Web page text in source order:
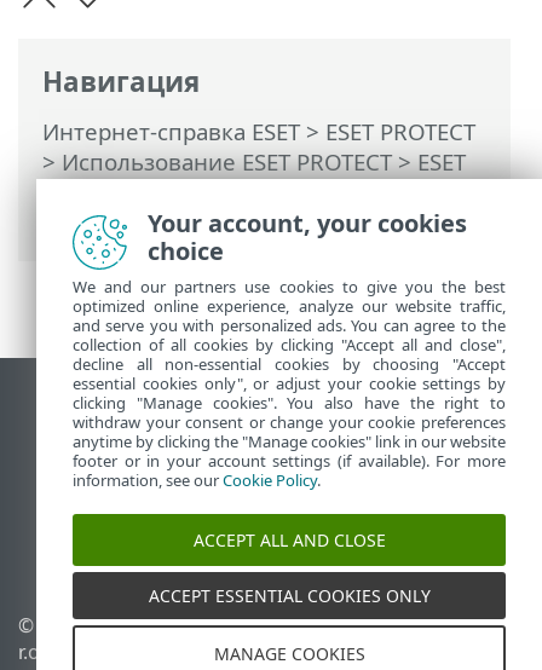
Навигация
Интернет-справка ESET> ESET PROTECT
> Использование ESET PROTECT>ESET
Дополнительно> Исключения
Использовать сайт для ПК
End of Life
База знаний ESET
ESET Status Portal
Региональная поддержка
© 1992 - 2026 ESET, spol. s
r.o. - Все права защищены.
Управлять файлами
Your account, your cookies
choice
We and our partners use cookies to give you the best
optimized online experience, analyze our website traffic,
and serve you with personalized ads. You can agree to the
collection of all cookies by clicking "Accept all and close",
decline all non-essential cookies by choosing "Accept
essential cookies only", or adjust your cookie settings by
clicking "Manage cookies". You also have the right to
withdraw your consent or change your cookie preferences
anytime by clicking the "Manage cookies" link in our website
footer or in your account settings (if available). For more
information, see ourCookie Policy.
ACCEPT ALL AND CLOSE
ACCEPT ESSENTIAL COOKIES ONLY
MANAGE COOKIES